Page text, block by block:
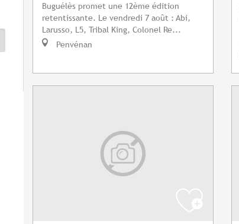
Buguélès promet une 12ème édition
retentissante. Le vendredi 7 août : Abi,
Larusso, L5, Tribal King, Colonel Re...
Penvénan